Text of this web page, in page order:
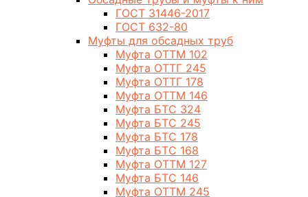
ГОСТ 31446-2017
ГОСТ 632-80
Муфты для обсадных труб
Муфта ОТТМ 102
Муфта ОТТГ 245
Муфта ОТТГ 178
Муфта ОТТМ 146
Муфта БТС 324
Муфта БТС 245
Муфта БТС 178
Муфта БТС 168
Муфта ОТТМ 127
Муфта БТС 146
Муфта ОТТМ 245